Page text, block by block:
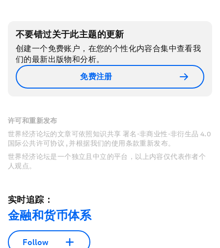
不要错过关于此主题的更新
创建一个免费账户，在您的个性化内容合集中查看我
们的最新出版物和分析。
免费注册
许可和重新发布
世界经济论坛的文章可依照知识共享 署名-非商业性-非衍生品 4.0
国际公共许可协议 , 并根据我们的使用条款重新发布。
世界经济论坛是一个独立且中立的平台，以上内容仅代表作者个
人观点。
实时追踪：
金融和货币体系
Follow